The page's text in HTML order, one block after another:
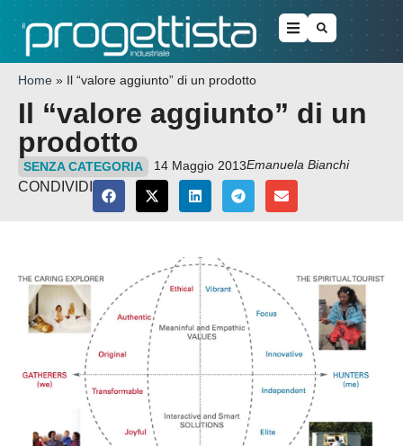
Home » Il “valore aggiunto” di un prodotto
Il “valore aggiunto” di un
prodotto
SENZA CATEGORIA 14 Maggio 2013Emanuela Bianchi
CONDIVIDI